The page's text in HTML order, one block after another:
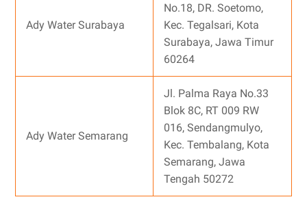
Ady Water Surabaya
No.18, DR. Soetomo,
Kec. Tegalsari, Kota
Surabaya, Jawa Timur
60264
Ady Water Semarang
Jl. Palma Raya No.33
Blok 8C, RT 009 RW
016, Sendangmulyo,
Kec. Tembalang, Kota
Semarang, Jawa
Tengah 50272